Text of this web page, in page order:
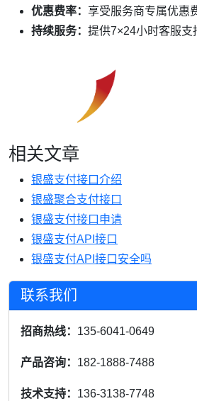
优惠费率： 享受服务商专属优惠
持续服务： 提供7×24小时客服支
相关文章
银盛支付接口介绍
银盛聚合支付接口
银盛支付接口申请
银盛支付API接口
银盛支付API接口安全吗
联系我们
招商热线： 135-6041-0649
产品咨询： 182-1888-7488
技术支持： 136-3138-7748